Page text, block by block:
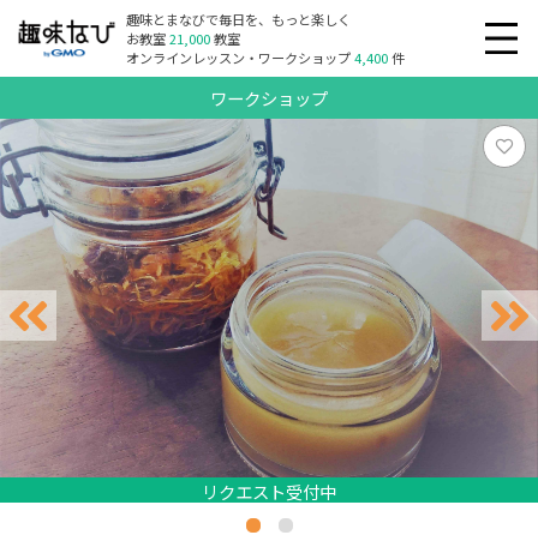
趣味とまなびで毎日を、もっと楽しく
お教室21,000教室
オンラインレッスン・ワークショップ4,400件
ワークショップ
リクエスト受付中
リクエスト受付中
リクエスト受付中